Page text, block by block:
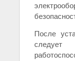
После